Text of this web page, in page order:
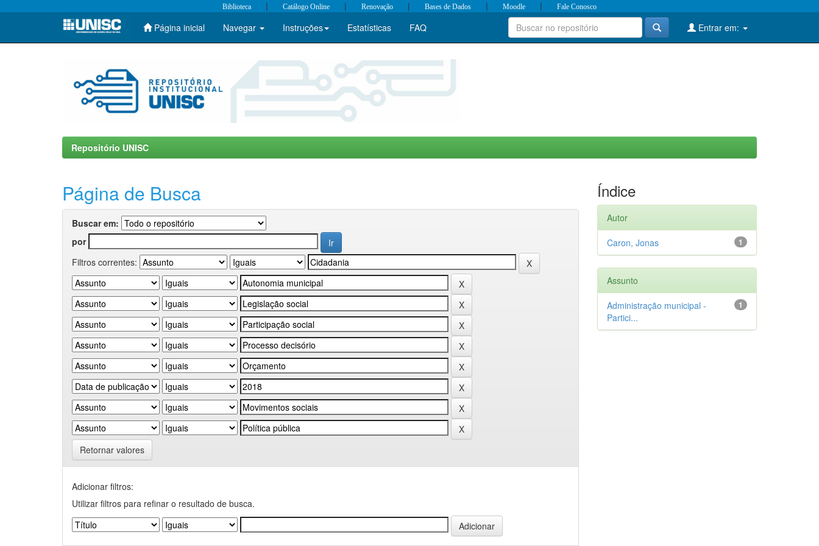
Skip
Biblioteca | Catálogo Online | Renovação | Bases de Dados | Moodle | Fale Conosco
Página inicial Navegar Instruções Estatísticas FAQ Entrar em:
Repositório UNISC
Página de Busca
Buscar em:
por
Filtros correntes:
Retornar valores
Adicionar filtros:
Utilizar filtros para refinar o resultado de busca.
Índice
Autor
1
Caron, Jonas
Assunto
1
Administração municipal -
Partici...